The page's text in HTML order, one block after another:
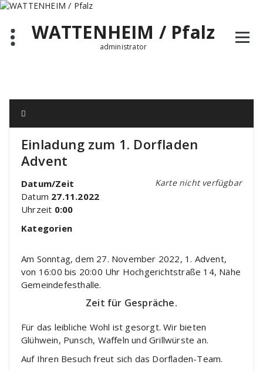
Zum
springenWATTENHEIM / Pfalz
administrator
Einladung zum 1. Dorfladen
Advent
Karte nicht verfügbar
Datum/Zeit
Datum 27.11.2022
Uhrzeit 0:00
Kategorien
Am Sonntag, dem 27. November 2022, 1. Advent,
von 16:00 bis 20:00 Uhr Hochgerichtstraße 14, Nähe
Gemeindefesthalle.
Zeit für Gespräche.
Für das leibliche Wohl ist gesorgt. Wir bieten
Glühwein, Punsch, Waffeln und Grillwürste an.
Auf Ihren Besuch freut sich das Dorfladen-Team.